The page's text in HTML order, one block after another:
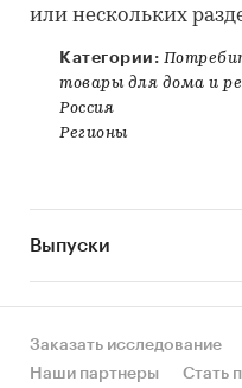
или нескольких
Категории:
товары для дома и
Россия
Регионы
Выпуски
Заказать исследование
Наши партнеры
Стать